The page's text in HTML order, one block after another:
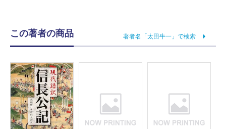
この著者の商品 著者名「太田牛一」で検索